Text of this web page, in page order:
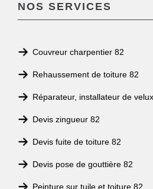
NOS SERVICES
Couvreur charpentier 82
Rehaussement de toiture 82
Réparateur, installateur de
Devis zingueur 82
Devis fuite de toiture 82
Devis pose de gouttière 82
Peinture sur tuile et toiture 82